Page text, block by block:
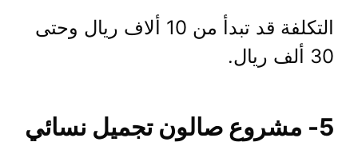
التكلفة قد تبدأ من 10 ألاف ريال وحتى
30 ألف ريال.
5- مشروع صالون تجميل نسائي